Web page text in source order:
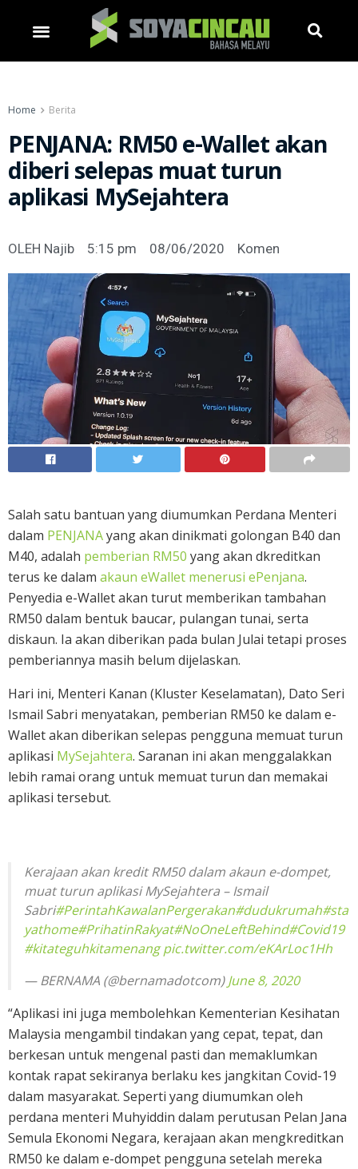
Home Berita
PENJANA: RM50 e-Wallet akan
diberi selepas muat turun
aplikasi MySejahtera
OLEH Najib 5:15 pm 08/06/2020 Komen
Salah satu bantuan yang diumumkan Perdana Menteri
dalam PENJANAyang akan dinikmati golongan B40 dan
M40, adalah pemberian RM50 yang akan dkreditkan
terus ke dalam akaun eWallet menerusi ePenjana.
Penyedia e-Wallet akan turut memberikan tambahan
RM50 dalam bentuk baucar, pulangan tunai, serta
diskaun. Ia akan diberikan pada bulan Julai tetapi proses
pemberiannya masih belum dijelaskan.
Hari ini, Menteri Kanan (Kluster Keselamatan), Dato Seri
Ismail Sabri menyatakan, pemberian RM50 ke dalam e-
Wallet akan diberikan selepas pengguna memuat turun
aplikasi MySejahtera. Saranan ini akan menggalakkan
lebih ramai orang untuk memuat turun dan memakai
aplikasi tersebut.
Kerajaan akan kredit RM50 dalam akaun e-dompet,
muat turun aplikasi MySejahtera – Ismail
Sabri#PerintahKawalanPergerakan#dudukrumah#sta
yathome#PrihatinRakyat#NoOneLeftBehind#Covid19
#kitateguhkitamenang pic.twitter.com/eKArLoc1Hh
— BERNAMA (@bernamadotcom)June 8, 2020
“Aplikasi ini juga membolehkan Kementerian Kesihatan
Malaysia mengambil tindakan yang cepat, tepat, dan
berkesan untuk mengenal pasti dan memaklumkan
kontak rapat sekiranya berlaku kes jangkitan Covid-19
dalam masyarakat. Seperti yang diumumkan oleh
perdana menteri Muhyiddin dalam perutusan Pelan Jana
Semula Ekonomi Negara, kerajaan akan mengkreditkan
RM50 ke dalam e-dompet pengguna setelah mereka